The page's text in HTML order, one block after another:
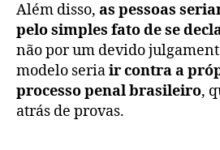
Além disso, as pessoas
pelo simples fato dese
não por um devido
modelo seriair contra a
processo penal brasileiro,
atrás de provas.